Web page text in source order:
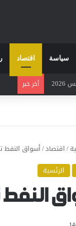
سياسة اقتصاد
أخر خبر
/اقتصاد/أسواق النفط
الرئسية